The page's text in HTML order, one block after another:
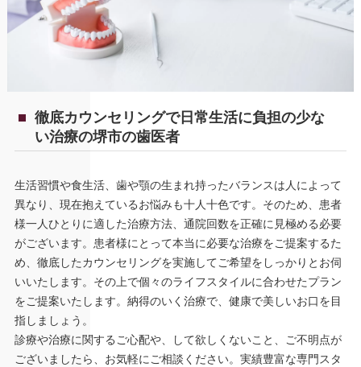
徹底カウンセリングで日常生活に負担の少な
い治療の堺市の歯医者
生活習慣や食生活、歯や顎の生まれ持ったバランスは人によって
異なり、現在抱えているお悩みも十人十色です。そのため、患者
様一人ひとりに適した治療方法、通院回数を正確に見極める必要
がございます。患者様にとって本当に必要な治療をご提案するた
め、徹底したカウンセリングを実施してご希望をしっかりとお伺
いいたします。その上で個々のライフスタイルに合わせたプラン
をご提案いたします。納得のいく治療で、健康で美しいお口を目
指しましょう。
診療や治療に関するご心配や、して欲しくないこと、ご不明点が
ございましたら、お気軽にご相談ください。実績豊富な専門スタ